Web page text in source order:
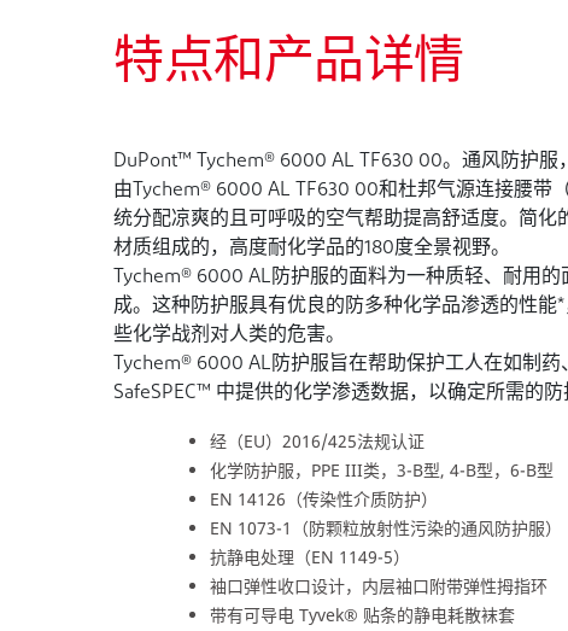
特点和产品详情
DuPont™ Tychem® 6000 AL TF630 00。通风防护服
由Tychem® 6000 AL TF630 00和杜邦气源连接腰带
统分配凉爽的且可呼吸的空气帮助提高舒适度。简
材质组成的，高度耐化学品的180度全景视野。
Tychem® 6000 AL防护服的面料为一种质轻、耐用
成。这种防护服具有优良的防多种化学品渗透的性
些化学战剂对人类的危害。
Tychem® 6000 AL防护服旨在帮助保护工人在如制
SafeSPEC™ 中提供的化学渗透数据，以确定所需的防
经（EU）2016/425法规认证
化学防护服，PPE III类，3-B型, 4-B型，6-B型
EN 14126（传染性介质防护）
EN 1073-1（防颗粒放射性污染的通风防护服）
抗静电处理（EN 1149-5）
袖口弹性收口设计，内层袖口附带弹性拇指环
带有可导电 Tyvek® 贴条的静电耗散袜套